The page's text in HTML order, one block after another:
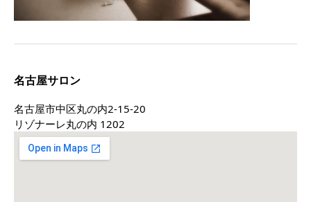
名古屋サロン
名古屋市中区丸の内2-15-20
リゾナーレ丸の内 1202